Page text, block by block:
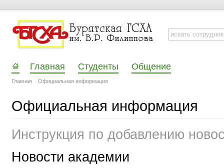
Главная Студенты Общение
Главная Официальная информация
Официальная информация
Инструкция по добавлению
Новости академии